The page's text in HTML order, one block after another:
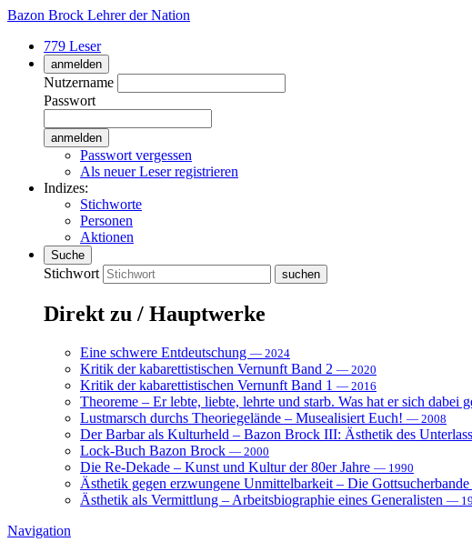
Bazon Brock Lehrer der Nation
779 Leser
anmelden
Nutzername
Passwort
Passwort vergessen
Als neuer Leser registrieren
Indizes:
Stichworte
Personen
Aktionen
Suche
Stichwort
Direkt zu / Hauptwerke
Eine schwere Entdeutschung — 2024
Kritik der kabarettistischen Vernunft Band 2 — 2020
Kritik der kabarettistischen Vernunft Band 1 — 2016
Theoreme – Er lebte, liebte, lehrte und starb. Was hat er sich dabei
Lustmarsch durchs Theoriegelände – Musealisiert Euch! — 2008
Der Barbar als Kulturheld – Bazon Brock III: Ästhetik des
Lock-Buch Bazon Brock — 2000
Die Re-Dekade – Kunst und Kultur der 80er Jahre — 1990
Ästhetik gegen erzwungene Unmittelbarkeit – Die Gottsucherbande
Ästhetik als Vermittlung – Arbeitsbiographie eines Generalisten —
Navigation